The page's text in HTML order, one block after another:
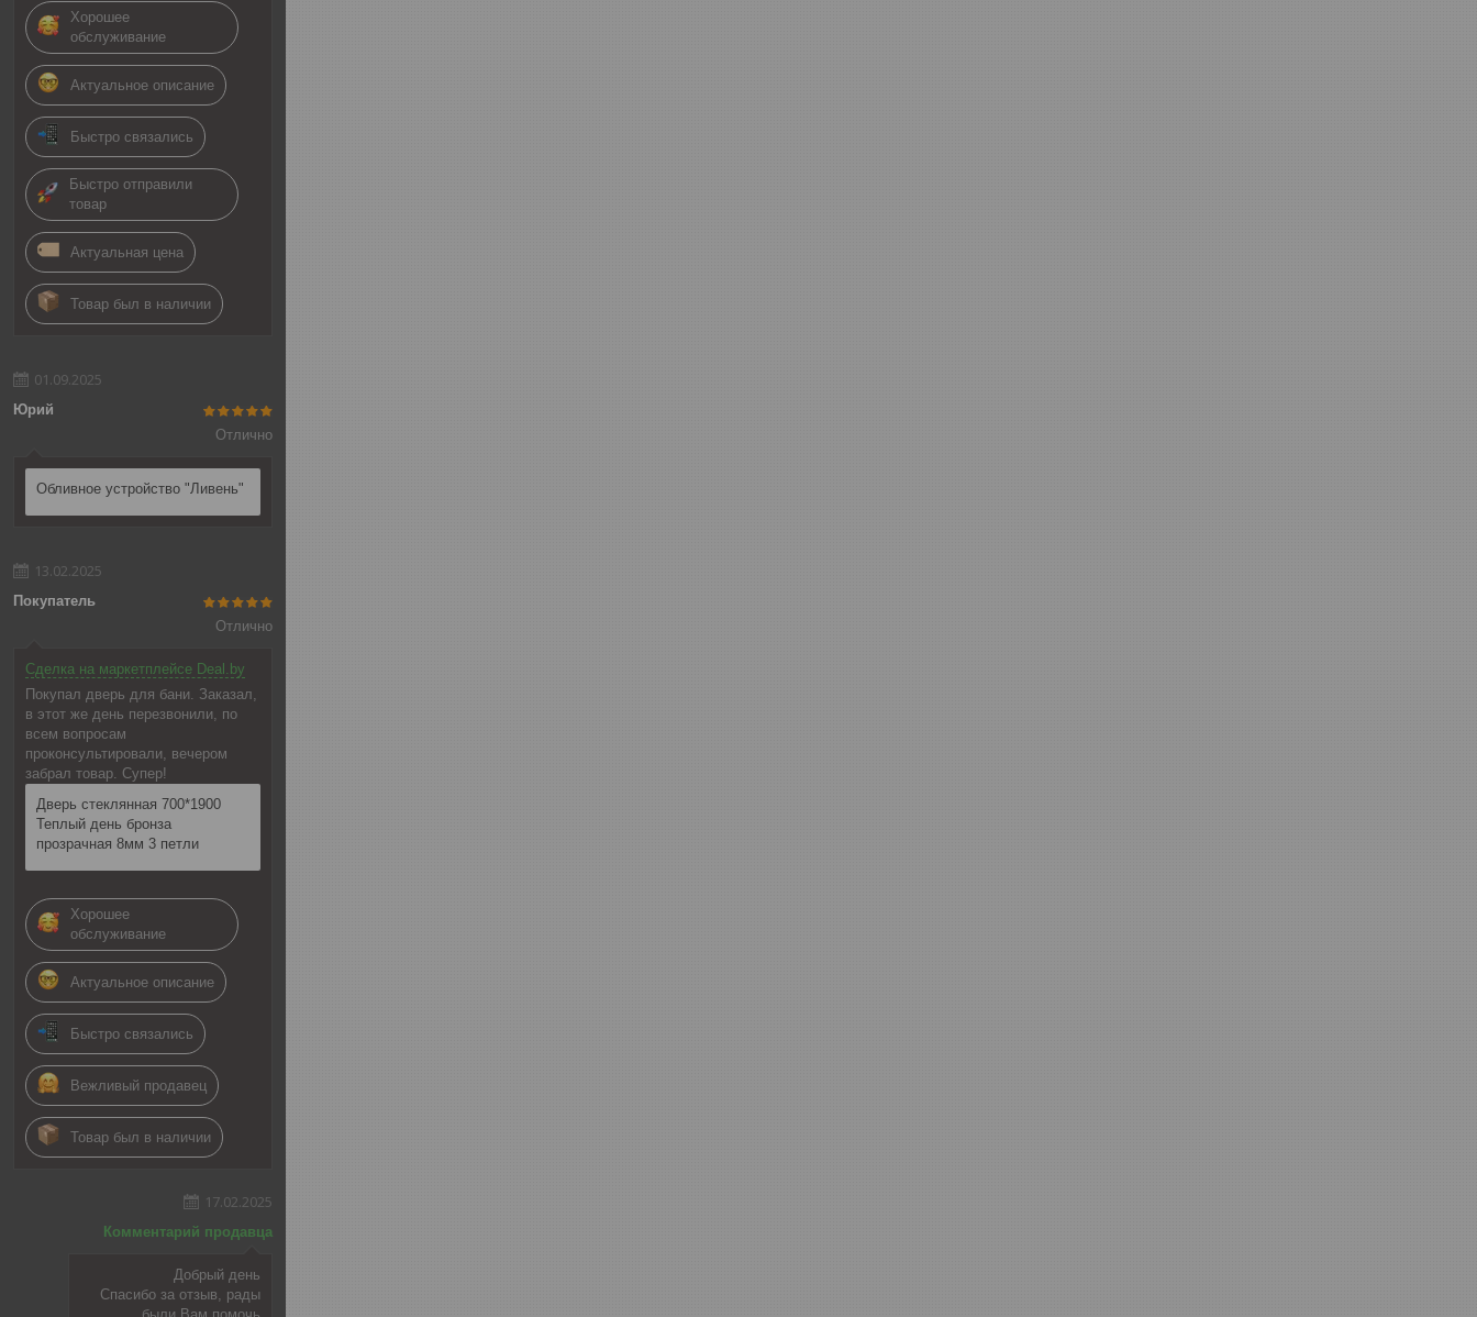
Хорошее
обслуживание
Актуальное описание
Быстро связались
Быстро отправили
товар
Актуальная цена
Товар был в наличии
01.09.2025
Юрий
Отлично
Обливное устройство "Ливень"
13.02.2025
Покупатель
Отлично
Сделка на маркетплейсе Deal.by
Покупал дверь для бани. Заказал,
в этот же день перезвонили, по
всем вопросам
проконсультировали, вечером
забрал товар. Супер!
Дверь стеклянная 700*1900
Теплый день бронза
прозрачная 8мм 3 петли
Хорошее
обслуживание
Актуальное описание
Быстро связались
Вежливый продавец
Товар был в наличии
17.02.2025
Комментарий продавца
Добрый день
Спасибо за отзыв, рады